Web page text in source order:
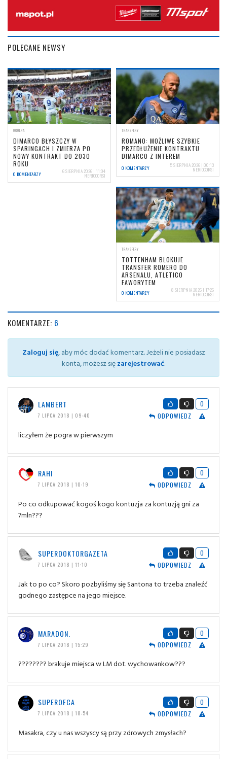
POLECANE NEWSY
OGÓLNA
DIMARCO BŁYSZCZY W
SPARINGACH I ZMIERZA PO
NOWY KONTRAKT DO 2030
ROKU
0 KOMENTARZY 6 SIERPNIA 2026 | 11:04
NERIOCORSI
TRANSFERY
ROMANO: MOŻLIWE SZYBKIE
PRZEDŁUŻENIE KONTRAKTU
DIMARCO Z INTEREM
0 KOMENTARZY 5 SIERPNIA 2026 | 00:13
NERIOCORSI
TRANSFERY
TOTTENHAM BLOKUJE
TRANSFER ROMERO DO
ARSENALU, ATLETICO
FAWORYTEM
0 KOMENTARZY 8 SIERPNIA 2026 | 17:26
NERIOCORSI
KOMENTARZE: 6
Zaloguj się, aby móc dodać komentarz. Jeżeli nie posiadasz
konta, możesz sięzarejestrować.
LAMBERT
7 LIPCA 2018 | 09:40
0
ODPOWIEDZ
liczyłem że pogra w pierwszym
RAHI
7 LIPCA 2018 | 10:19
0
ODPOWIEDZ
Po co odkupować kogoś kogo kontuzja za kontuzją gni za
7mln???
SUPERDOKTORGAZETA
7 LIPCA 2018 | 11:10
0
ODPOWIEDZ
Jak to po co? Skoro pozbyliśmy się Santona to trzeba znaleźć
godnego zastępce na jego miejsce.
MARADON.
7 LIPCA 2018 | 15:29
0
ODPOWIEDZ
???????? brakuje miejsca w LM dot. wychowankow???
SUPEROFCA
7 LIPCA 2018 | 18:54
0
ODPOWIEDZ
Masakra, czy u nas wszyscy są przy zdrowych zmysłach?